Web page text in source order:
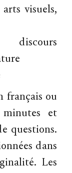
visuels,
discours
français ou
et
questions.
dans
Les